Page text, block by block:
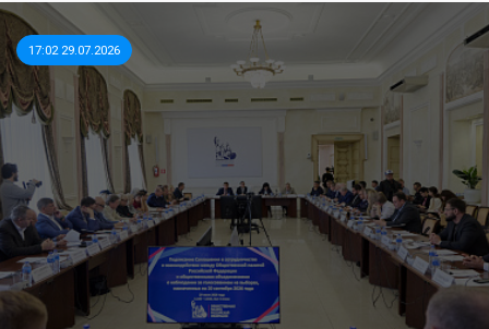
17:02 29.07.2026